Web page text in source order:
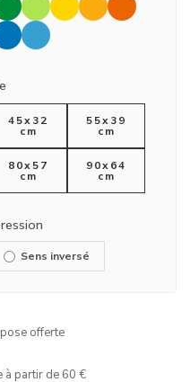
45x32
cm
55x39
cm
80x57
cm
90x64
cm
Sens inversé
offerte
à partir de 60 €